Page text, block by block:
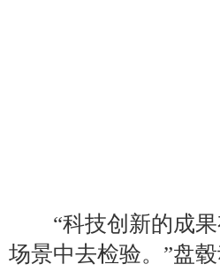
“科技创新的成果
场景中去检验。”盘